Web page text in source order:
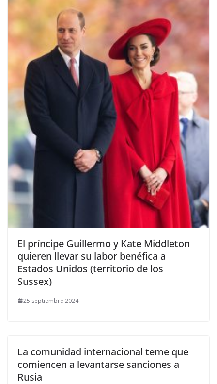
​El príncipe Guillermo y Kate Middleton
quieren llevar su labor benéfica a
Estados Unidos (territorio de los
Sussex)
25 septiembre 2024
La comunidad internacional teme que
comiencen a levantarse sanciones a
Rusia